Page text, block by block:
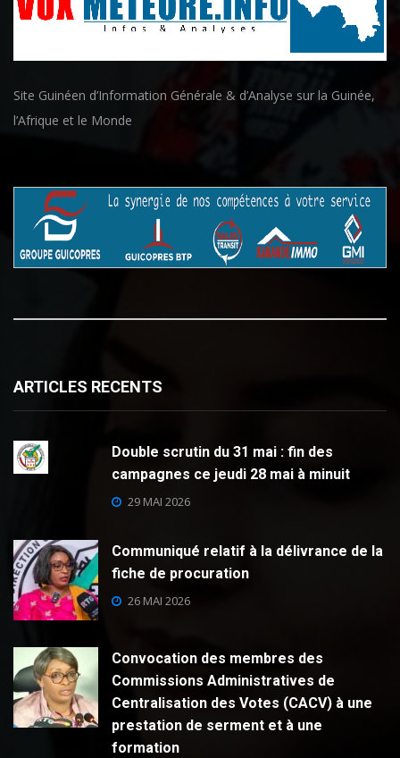
Site Guinéen d’Information Générale & d’Analyse sur la Guinée,
l’Afrique et le Monde
ARTICLES RECENTS
Double scrutin du 31 mai : fin des
campagnes ce jeudi 28 mai à minuit
29 MAI 2026
Communiqué relatif à la délivrance de la
fiche de procuration
26 MAI 2026
Convocation des membres des
Commissions Administratives de
Centralisation des Votes (CACV) à une
prestation de serment et à une
formation